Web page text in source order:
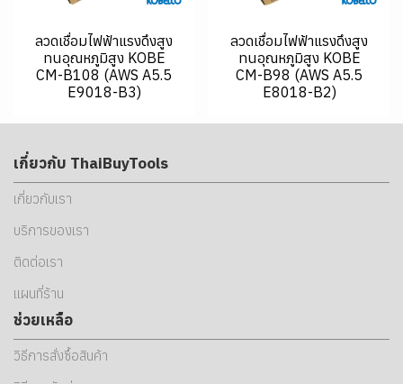
ลวดเชื่อมไฟฟ้าแรงดึงสูง
ทนอุณหภูมิสูง KOBE
CM-B108 (AWS A5.5
E9018-B3)
ลวดเชื่อมไฟฟ้าแรงดึงสูง
ทนอุณหภูมิสูง KOBE
CM-B98 (AWS A5.5
E8018-B2)
เกี่ยวกับ ThaiBuyTools
เกี่ยวกับเรา
บริการของเรา
ติดต่อเรา
แผนที่ร้าน
ช่วยเหลือ
วิธีการสั่งซื้อสินค้า